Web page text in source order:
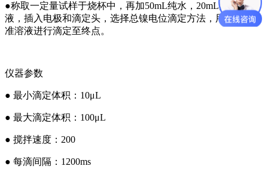
●称取一定量试样于烧杯中，再加50mL纯水，20mL氨缓冲溶
液，插入电极和滴定头，选择总镍电位滴定方法，用EDTA标
准溶液进行滴定至终点。
仪器参数
● 最小滴定体积：10μL
● 最大滴定体积：100μL
● 搅拌速度：200
● 每滴间隔：1200ms